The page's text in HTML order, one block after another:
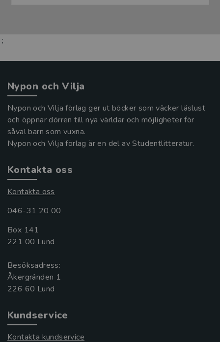
;
Nypon och Vilja
Nypon och Vilja förlag ger ut böcker som väcker läslust
och öppnar dörren till nya världar och möjligheter för
såväl barn som vuxna.
Nypon och Vilja förlag är en del av Studentlitteratur.
Kontakta oss
Kontakta oss
046-31 20 00
Box 141
221 00 Lund
Besöksadress:
Åkergränden 1
Kundservice
Kontakta kundservice